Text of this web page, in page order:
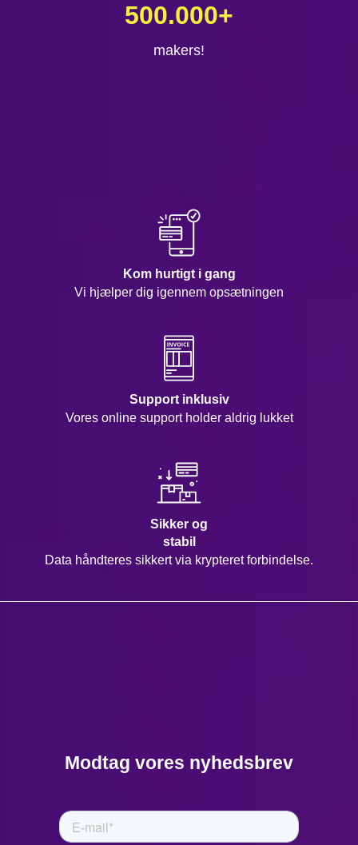
makers!
500.000+
Kom hurtigt i gang
Vi hjælper dig igennem opsætningen
Support inklusiv
Vores online support holder aldrig lukket
Sikker og
stabil
Data håndteres sikkert via krypteret forbindelse.
Modtag vores nyhedsbrev